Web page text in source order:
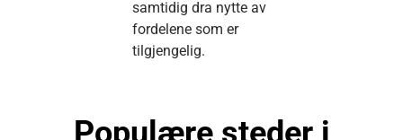
samtidig dra nytte av
fordelene som er
tilgjengelig.